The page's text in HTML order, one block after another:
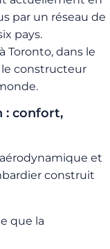
par un réseau de
pays.
Toronto, dans le
le constructeur
: confort,
et
construit
que la